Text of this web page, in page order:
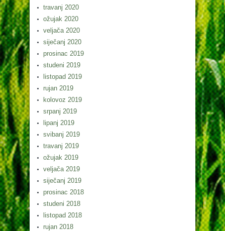
travanj 2020
ožujak 2020
veljača 2020
siječanj 2020
prosinac 2019
studeni 2019
listopad 2019
rujan 2019
kolovoz 2019
srpanj 2019
lipanj 2019
svibanj 2019
travanj 2019
ožujak 2019
veljača 2019
siječanj 2019
prosinac 2018
studeni 2018
listopad 2018
rujan 2018